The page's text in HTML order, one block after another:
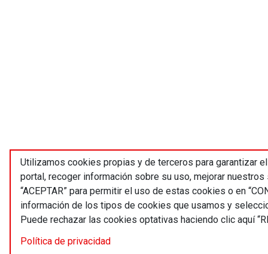
Utilizamos cookies propias y de terceros para garantizar
portal, recoger información sobre su uso, mejorar
“ACEPTAR” para permitir el uso de estas cookies o en
información de los tipos de cookies que usamos y
Puede rechazar las cookies optativas haciendo clic aquí
Política de privacidad